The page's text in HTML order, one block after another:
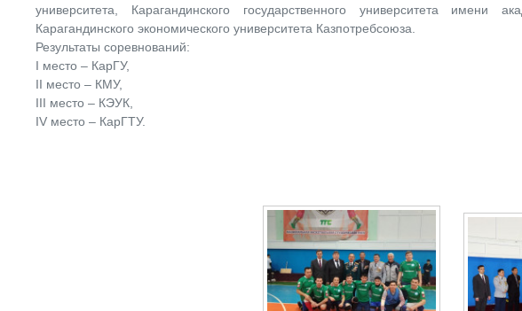
университета, Карагандинского государственного университета имени
Карагандинского экономического университета Казпотребсоюза.
Результаты соревнований:
I место – КарГУ,
II место – КМУ,
III место – КЭУК,
IV место – КарГТУ.